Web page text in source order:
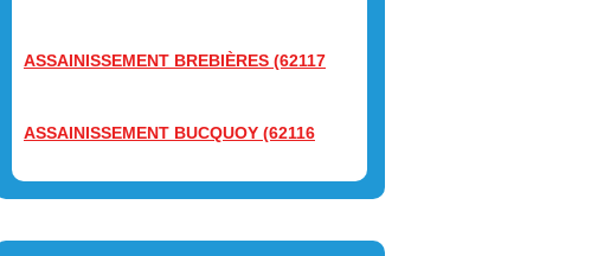
ASSAINISSEMENT BREBIÈRES (62117
ASSAINISSEMENT BUCQUOY (62116